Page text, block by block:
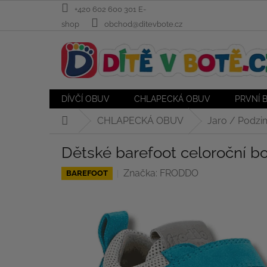
+420 602 600 301 E-
shop
obchod@ditevbote.cz
DÍVČÍ OBUV CHLAPECKÁ OBUV PRVNÍ
DomůCHLAPECKÁ OBUV Jaro /
Dětské barefoot celoroční
BAREFOOT Značka: FRODDO